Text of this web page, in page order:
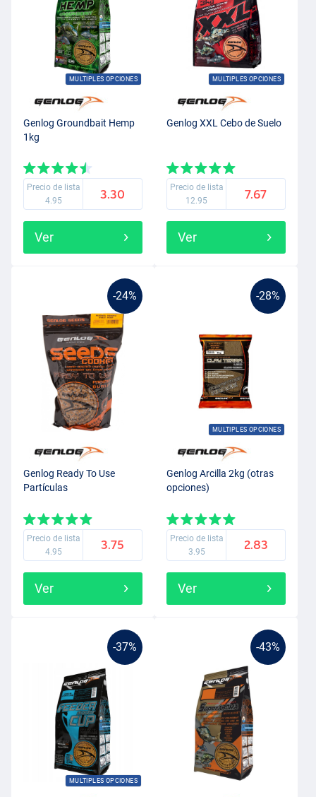
MULTIPLES OPCIONES
Genlog Groundbait Hemp
1kg
Precio de lista
4.95
3.30
Ver
MULTIPLES OPCIONES
Genlog XXL Cebo de Suelo
Precio de lista
12.95
7.67
Ver
-24%
Genlog Ready To Use
Partículas
Precio de lista
4.95
3.75
Ver
-28%
MULTIPLES OPCIONES
Genlog Arcilla 2kg (otras
opciones)
Precio de lista
3.95
2.83
Ver
-37%
MULTIPLES OPCIONES
-43%